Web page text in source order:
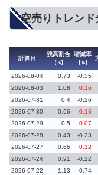
空売りトレンド
計算日
残高割合
【%】
増減率
【%】
2026-08-04
0.73 -0.35
2026-08-03 1.08 0.16
2026-07-31 0.4 -0.26
2026-07-30 0.66 0.16
2026-07-29 0.5 0.07
2026-07-28 0.43 -0.23
2026-07-27 0.66 0.12
2026-07-24 0.91 -0.22
2026-07-22 1.13 -0.74